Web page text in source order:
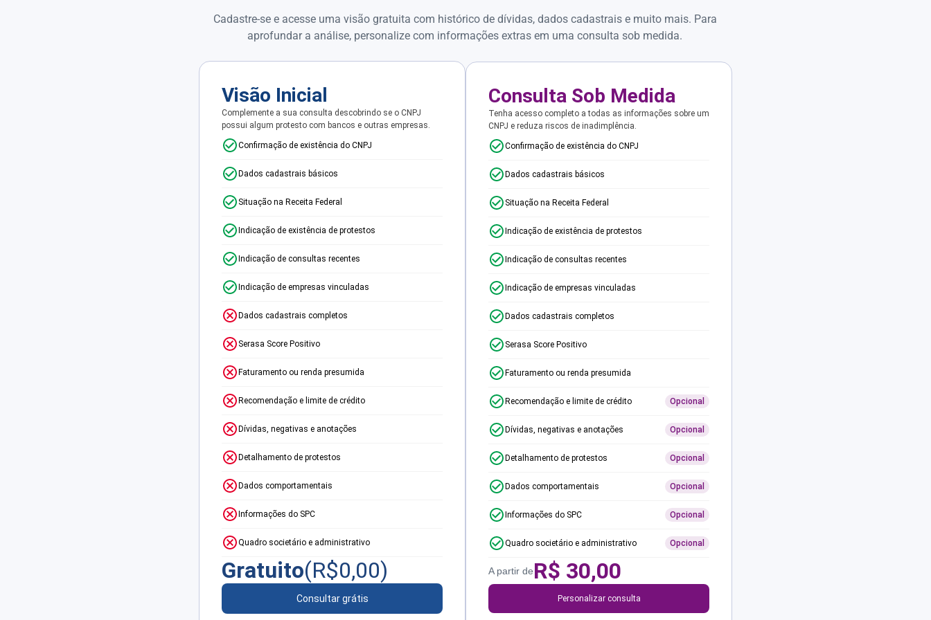
Cadastre-se e acesse uma visão gratuita com histórico de dívidas, dados cadastrais e muito mais. Para
aprofundar a análise, personalize com informações extras em uma consulta sob medida.
Visão Inicial
Complemente a sua consulta descobrindo se o CNPJ
possui algum protesto com bancos e outras empresas.
Confirmação de existência do CNPJ
Dados cadastrais básicos
Situação na Receita Federal
Indicação de existência de protestos
Indicação de consultas recentes
Indicação de empresas vinculadas
Dados cadastrais completos
Serasa Score Positivo
Faturamento ou renda presumida
Recomendação e limite de crédito
Dívidas, negativas e anotações
Detalhamento de protestos
Dados comportamentais
Informações do SPC
Quadro societário e administrativo
Gratuito(R$0,00)
Consultar grátis
Consulta Sob Medida
Tenha acesso completo a todas as informações sobre um
CNPJ e reduza riscos de inadimplência.
Confirmação de existência do CNPJ
Dados cadastrais básicos
Situação na Receita Federal
Indicação de existência de protestos
Indicação de consultas recentes
Indicação de empresas vinculadas
Dados cadastrais completos
Serasa Score Positivo
Faturamento ou renda presumida
Recomendação e limite de crédito Opcional
Dívidas, negativas e anotações Opcional
Detalhamento de protestos Opcional
Dados comportamentais Opcional
Informações do SPC Opcional
Quadro societário e administrativo Opcional
A partir deR$ 30,00
Personalizar consulta